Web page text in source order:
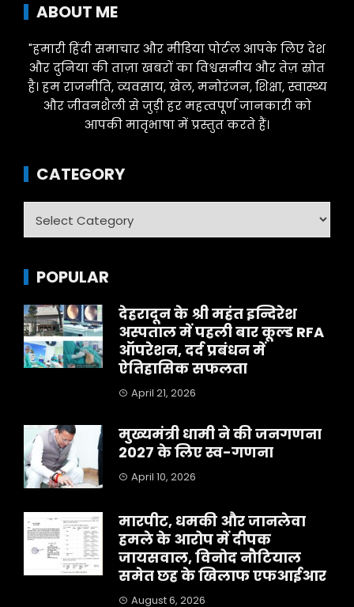
ABOUT ME
"हमारी हिंदी समाचार और मीडिया पोर्टल आपके लिए देश
और दुनिया की ताज़ा खबरों का विश्वसनीय और तेज़ स्रोत
है। हम राजनीति, व्यवसाय, खेल, मनोरंजन, शिक्षा, स्वास्थ्य
और जीवनशैली से जुड़ी हर महत्वपूर्ण जानकारी को
आपकी मातृभाषा में प्रस्तुत करते हैं।
CATEGORY
POPULAR
देहरादून के श्री महंत इन्दिरेश
अस्पताल में पहली बार कूल्ड RFA
ऑपरेशन, दर्द प्रबंधन में
ऐतिहासिक सफलता
April 21, 2026
मुख्यमंत्री धामी ने की जनगणना
2027 के लिए स्व-गणना
April 10, 2026
मारपीट, धमकी और जानलेवा
हमले के आरोप में दीपक
जायसवाल, विनोद नौटियाल
समेत छह के खिलाफ एफआईआर
August 6, 2026